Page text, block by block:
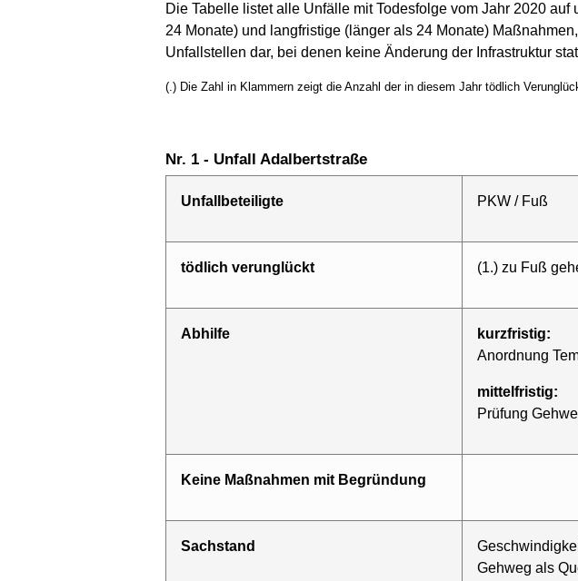
Die Tabelle listet alle Unfälle mit Todesfolge vom Jahr 2020
24 Monate) und langfristige (länger als 24 Monate)
Unfallstellen dar, bei denen keine Änderung der Infrastruktur
(.) Die Zahl in Klammern zeigt die Anzahl der in diesem Jahr tödlich
Nr. 1 - Unfall Adalbertstraße
Unfallbeteiligte PKW / Fuß
tödlich verunglückt (1.) zu Fuß
Abhilfe
kurzfristig:
Anordnung
mittelfristig:
Prüfung
Keine Maßnahmen mit Begründung
Sach­stand
Gehweg als